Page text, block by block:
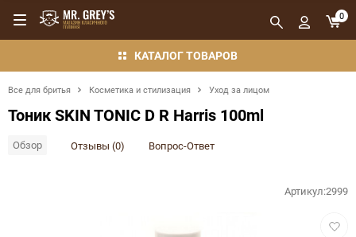
КАТАЛОГ ТОВАРОВ
0
Все для бритья Косметика и стилизация Уход за лицом
Тоник SKIN TONIC D R Harris 100ml
Обзор Отзывы (0) Вопрос-Ответ
Артикул:2999